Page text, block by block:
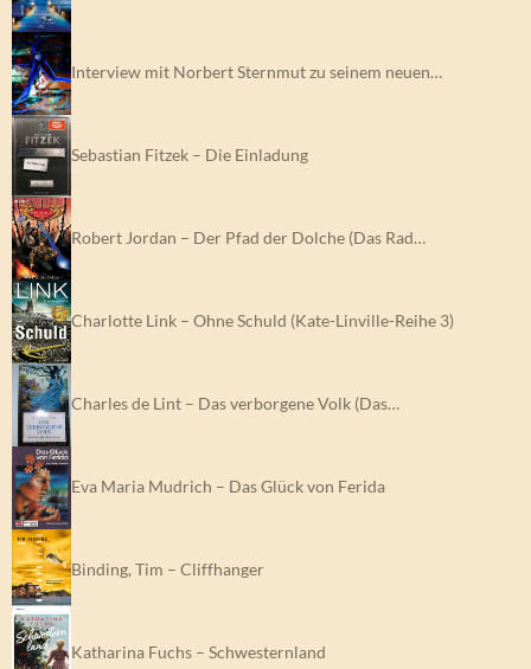
Interview mit Norbert Sternmut zu seinem neuen…
Sebastian Fitzek – Die Einladung
Robert Jordan – Der Pfad der Dolche (Das Rad…
Charlotte Link – Ohne Schuld (Kate-Linville-Reihe 3)
Charles de Lint – Das verborgene Volk (Das…
Eva Maria Mudrich – Das Glück von Ferida
Binding, Tim – Cliffhanger
Katharina Fuchs – Schwesternland